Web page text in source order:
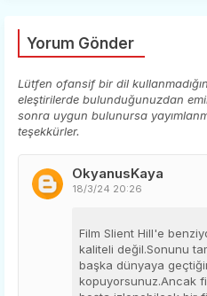
Yorum Gönder
Lütfen ofansif bir dil
eleştirilerde bulunduğunuzdan
sonra uygun bulunursa
teşekkürler.
OkyanusKaya
18/3/24 20:26
Film Slient Hill'e
kaliteli değil.Sonunu
başka dünyaya
kopuyorsunuz.Ancak